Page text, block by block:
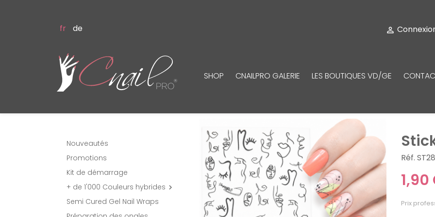
fr de 
SHOP CNAILPRO GALERIE LES BOUTIQUES VD/GE
Nouveautés
Promotions
Kit de démarrage
+ de 1'000 Couleurs hybrides 
Semi Cured Gel Nail Wraps
Réf.
1,90
Prix